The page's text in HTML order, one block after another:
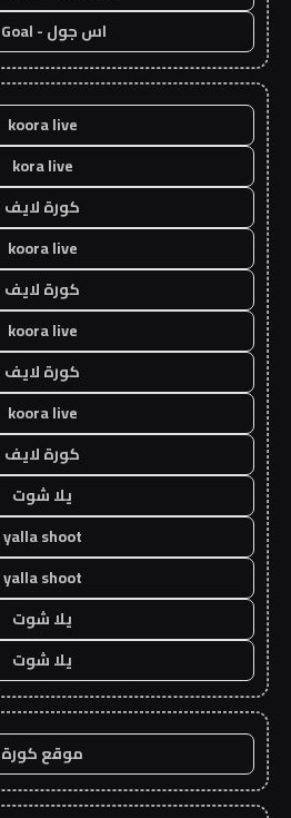
اس جول - AS Goal
koora live
kora live
كورة لايف
koora live
كورة لايف
koora live
كورة لايف
koora live
كورة لايف
يلا شوت
yalla shoot
yalla shoot
يلا شوت
يلا شوت
موقع كورة